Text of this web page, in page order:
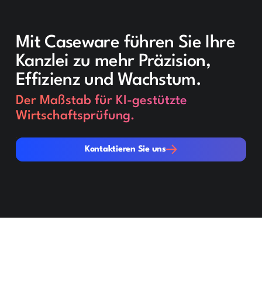
Mit Caseware führen Sie Ihre
Kanzlei zu mehr Präzision,
Effizienz und Wachstum.
Der Maßstab für KI-gestützte
Wirtschaftsprüfung.
Kontaktieren Sie uns
Kontaktieren Sie uns